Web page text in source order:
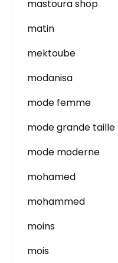
mastoura shop
matin
mektoube
modanisa
mode femme
mode grande taille
mode moderne
mohamed
mohammed
moins
mois